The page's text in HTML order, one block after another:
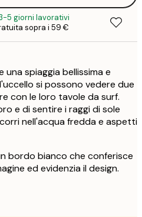
5 giorni lavorativi
sopra i 59 €
spiaggia bellissima e
si possono vedere due
con le loro tavole da surf.
e di sentire i raggi di sole
nell'acqua fredda e aspetti
bordo bianco che conferisce
ed evidenzia il design.